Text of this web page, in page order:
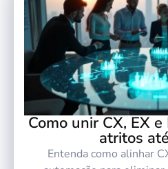
Como unir CX, EX
atritos
Entenda como alinhar